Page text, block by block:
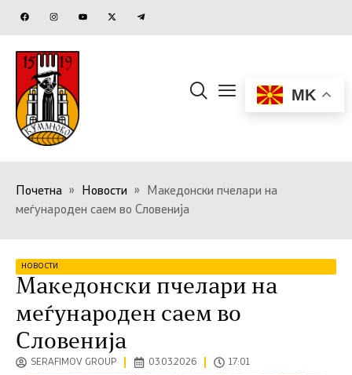
MK
Почетна » Новости »
Македонски пчелари на
меѓународен саем во Словенија
НОВОСТИ
Македонски пчелари на
меѓународен саем во
Словенија
SERAFIMOV GROUP 03.03.2026 17:01